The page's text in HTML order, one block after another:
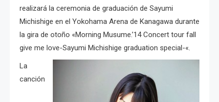
realizará la ceremonia de graduación de Sayumi
Michishige en el Yokohama Arena de Kanagawa durante
la gira de otoño «Morning Musume.’14 Concert tour fall
give me love-Sayumi Michishige graduation special-«.
La
canción